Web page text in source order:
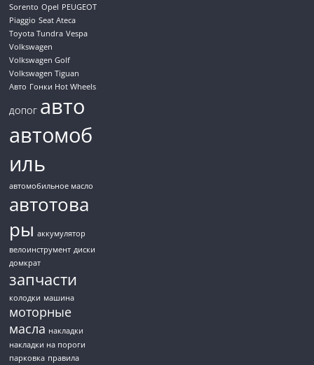
Sorento Opel PEUGEOT
Piaggio Seat Ateca
Toyota Tundra Vespa
Volkswagen
Volkswagen Golf
Volkswagen Tiguan
Авто Гонки Hot Wheels
ДОПОГ авто
автомоб
иль
автомобильное масло
автотова
ры аккумулятор
велоинструмент диски
домкрат
запчасти
колодки машина
моторные
масла накладки
накладки на пороги
парковка правила